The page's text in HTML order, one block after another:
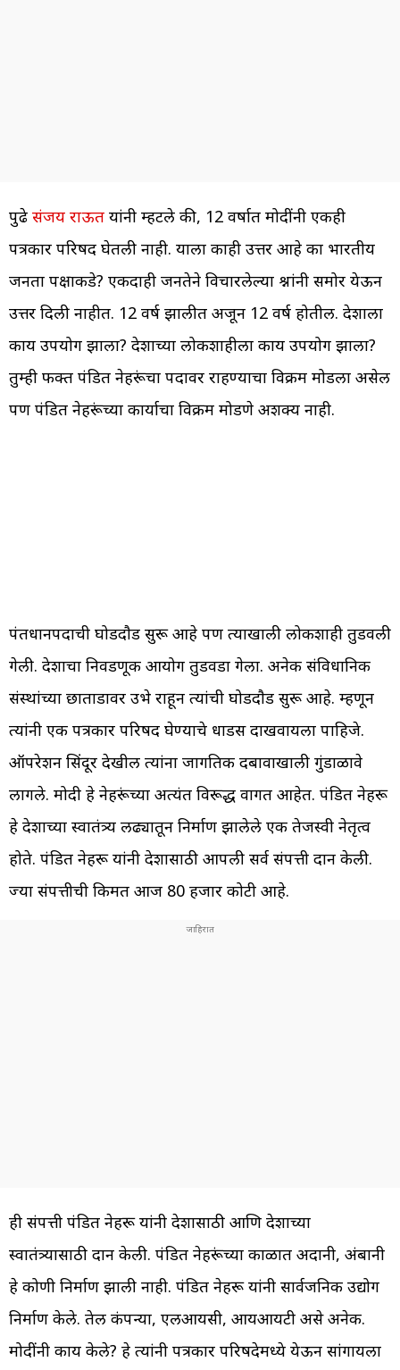
पुढे संजय राऊत यांनी म्हटले की, 12 वर्षात मोदींनी एकही
पत्रकार परिषद घेतली नाही. याला काही उत्तर आहे का भारतीय
जनता पक्षाकडे? एकदाही जनतेने विचारलेल्या प्रश्नांनी समोर येऊन
उत्तर दिली नाहीत. 12 वर्ष झालीत अजून 12 वर्ष होतील. देशाला
काय उपयोग झाला? देशाच्या लोकशाहीला काय उपयोग झाला?
तुम्ही फक्त पंडित नेहरूंचा पदावर राहण्याचा विक्रम मोडला असेल
पण पंडित नेहरूंच्या कार्याचा विक्रम मोडणे अशक्य नाही.
पंतप्रधानपदाची घोडदाैड सुरू आहे पण त्याखाली लोकशाही तुडवली
गेली. देशाचा निवडणूक आयोग तुडवडा गेला. अनेक संविधानिक
संस्थांच्या छाताडावर उभे राहून त्यांची घोडदाैड सुरू आहे. म्हणून
त्यांनी एक पत्रकार परिषद घेण्याचे धाडस दाखवायला पाहिजे.
ऑपरेशन सिंदूर देखील त्यांना जागतिक दबावाखाली गुंडाळावे
लागले. मोदी हे नेहरूंच्या अत्यंत विरूद्ध वागत आहेत. पंडित नेहरू
हे देशाच्या स्वातंत्र्य लढ्यातून निर्माण झालेले एक तेजस्वी नेतृत्व
होते. पंडित नेहरू यांनी देशासाठी आपली सर्व संपत्ती दान केली.
ज्या संपत्तीची किमत आज 80 हजार कोटी आहे.
ही संपत्ती पंडित नेहरू यांनी देशासाठी आणि देशाच्या
स्वातंत्र्यासाठी दान केली. पंडित नेहरूंच्या काळात अदानी, अंबानी
हे कोणी निर्माण झाली नाही. पंडित नेहरू यांनी सार्वजनिक उद्योग
निर्माण केले. तेल कंपन्या, एलआयसी, आयआयटी असे अनेक.
मोदींनी काय केले? हे त्यांनी पत्रकार परिषदेमध्ये येऊन सांगायला